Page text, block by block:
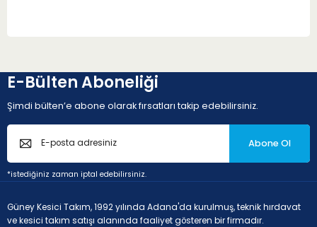
E-Bülten Aboneliği
Şimdi bülten’e abone olarak fırsatları takip edebilirsiniz.
Abone Ol
*istediğiniz zaman iptal edebilirsiniz.
Güney Kesici Takım, 1992 yılında Adana'da kurulmuş, teknik hırdavat
ve kesici takım satışı alanında faaliyet gösteren bir firmadır.